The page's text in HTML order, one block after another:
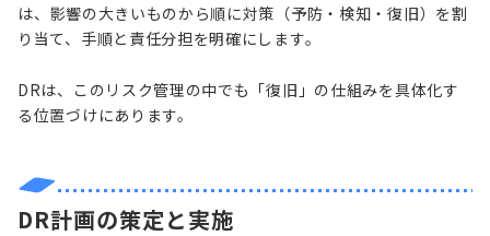
は、影響の大きいものから順に対策（予防・検知・復旧）を割
り当て、手順と責任分担を明確にします。
DRは、このリスク管理の中でも「復旧」の仕組みを具体化す
る位置づけにあります。
DR計画の策定と実施